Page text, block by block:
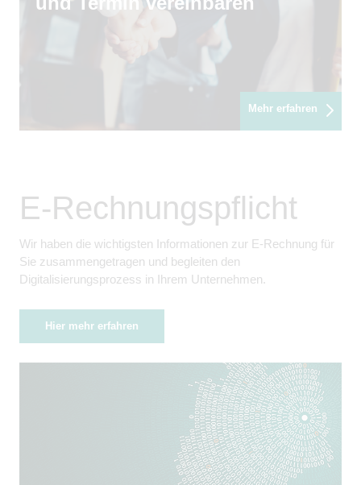
Mehr erfahren
E-Rechnungspflicht
Wir haben die wichtigsten Informationen zur E-Rechnung für
Sie zusammengetragen und begleiten den
Digitalisierungsprozess in Ihrem Unternehmen.
Hier mehr erfahren